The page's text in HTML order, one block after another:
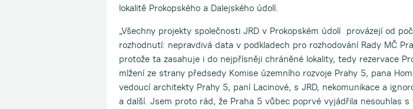
lokalitě Prokopského a Dalejského údolí.
„Všechny projekty společnosti JRD v Prokopském údolí provázejí od
rozhodnutí: nepravdivá data v podkladech pro rozhodování Rady MČ
protože ta zasahuje i do nejpřísněji chráněné lokality, tedy rezervace
mlžení ze strany předsedy Komise územního rozvoje Prahy 5, pana
vedoucí architekty Prahy 5, paní Lacinové, s JRD, nekomunikace a
a další. Jsem proto rád, že Praha 5 vůbec poprvé vyjádřila nesouhlas